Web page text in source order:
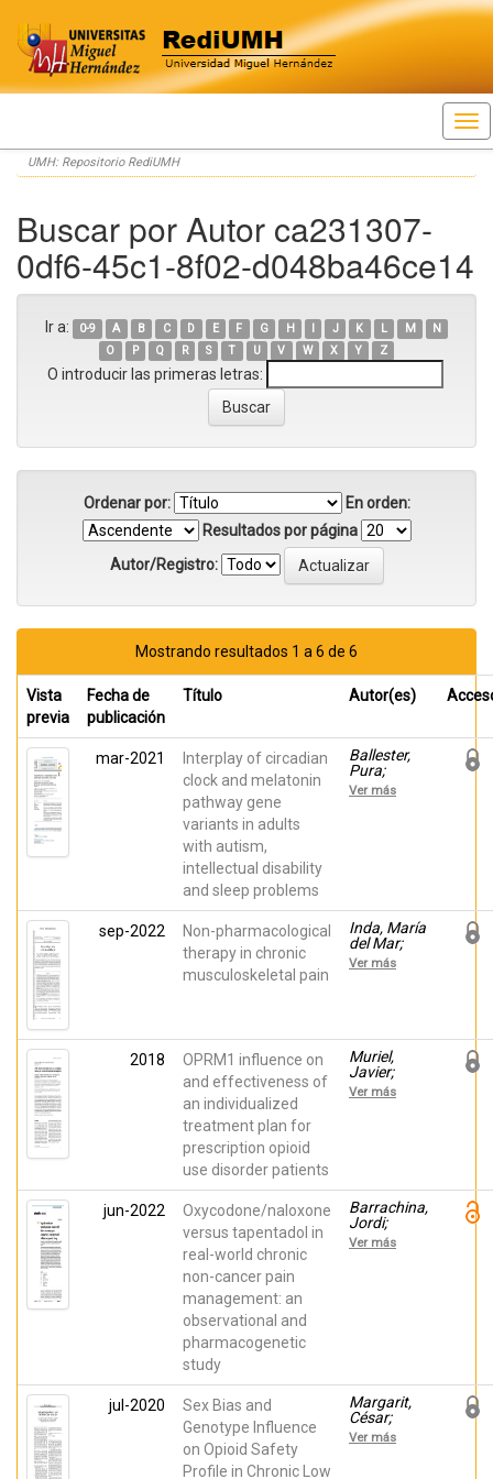
Skip
navigation
UMH: Repositorio RediUMH
Buscar por Autor ca231307-
0df6-45c1-8f02-d048ba46ce14
Ir a: 0-9 A B C D E F G H I J K L M
N
O
P Q R S T U V W X Y Z
O introducir las primeras letras:
Ordenar por:
En orden:
Resultados por página
Autor/Registro:
Mostrando resultados 1 a 6 de 6
Vista
previa
Fecha de
publicación
Título Autor(es)
mar-2021
Interplay of circadian
clock and melatonin
pathway gene
variants in adults
with autism,
intellectual disability
and sleep problems
Ballester,
Pura;
Martínez-
Madrid,
César;
Aguilar,
Víctor;
Inda, María
del Mar;
Morales,
Domingo;
Peiró, Ana
Ver más
sep-2022
Non-pharmacological
therapy in chronic
musculoskeletal pain
Inda, María
del Mar;
Margarit,
César;
Esperanza;
Mateu,
Marga;
Martínez,
Evan;
Pura;
Barrachina,
Jordi;
Morales,
Domingo;
Ver más
2018
OPRM1 influence on
and effectiveness of
an individualized
treatment plan for
prescription opioid
use disorder patients
Muriel,
Javier;
Margarit,
César;
Carmen;
Inda, María
del Mar;
Cutillas,
Ver más
jun-2022
Oxycodone/naloxone
versus tapentadol in
real-world chronic
non-cancer pain
management: an
observational and
pharmacogenetic
study
Barrachina,
Jordi;
Margarit,
César;
Planelles,
Beatriz;
Inda, María
Ver más
jul-2020
Sex Bias and
Genotype Influence
on Opioid Safety
Profile in Chronic Low
Margarit,
César;
Roca,
Reyes;
Ver más